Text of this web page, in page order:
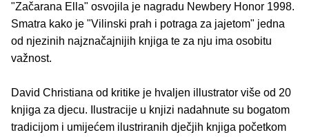
"Začarana Ella" osvojila je nagradu Newbery Honor 1998.
Smatra kako je "Vilinski prah i potraga za jajetom" jedna
od njezinih najznačajnijih knjiga te za nju ima osobitu
važnost.
David Christiana od kritike je hvaljen illustrator više od 20
knjiga za djecu. Ilustracije u knjizi nadahnute su bogatom
tradicijom i umijećem ilustriranih dječjih knjiga početkom